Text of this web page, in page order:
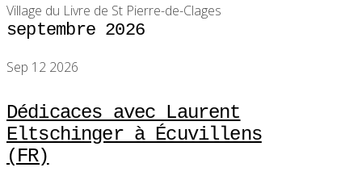
Village du Livre de St Pierre-de-Clages
septembre 2026
Sep 12 2026
Dédicaces avec Laurent
Eltschinger à Écuvillens
(FR)